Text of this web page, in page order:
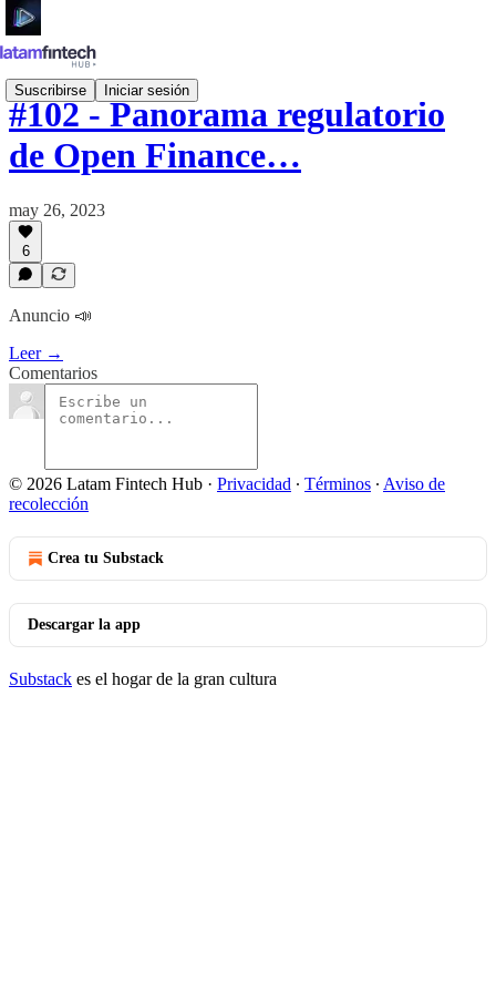
Suscribirse Iniciar sesión
#102 - Panorama regulatorio
de Open Finance…
may 26, 2023
6
Anuncio 📣
Leer →
Comentarios
© 2026 Latam Fintech Hub · Privacidad ∙ Términos ∙ Aviso de
recolección
Crea tu Substack
Descargar la app
Substack es el hogar de la gran cultura